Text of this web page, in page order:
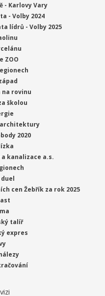
- Karlovy Vary
- Volby 2024
lídrů - Volby 2025
ZOO
na rovinu
školou
2020
kanalizace a.s.
cen Žebřík za rok 2025
talíř
expres